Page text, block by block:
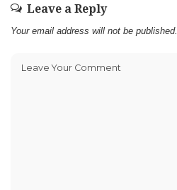
Leave a Reply
Your email address will not be published.